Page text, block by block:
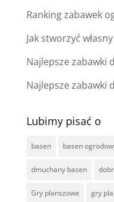
Ranking zabawek
Jak stworzyć
Najlepsze zabawki
Najlepsze zabawki
Lubimy pisać o
basen basen
dmuchany basen
Gry planszowe gry